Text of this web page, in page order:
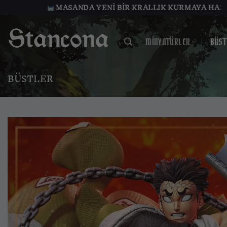
YENI BIR KRALLIK KURMAYA HAZIR MISIN?
MINYATÜRLER
BÜSTLER